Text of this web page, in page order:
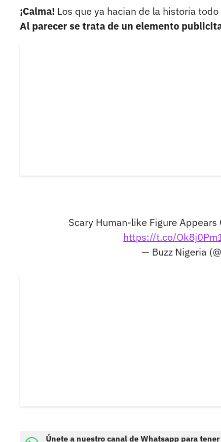
¡Calma! Los que ya hacian de la historia
Al parecer se trata de un elemento
Scary Human-like Figure
https://t.co/
— Buzz Nigeria
Únete a nuestro canal de Whatsapp para